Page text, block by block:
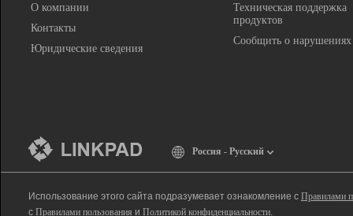
О компании
Контакты
Юридические сведения
Техническая поддержка
продуктов
Сообщить о нарушениях
Россия - Русский
Использование этого сайта подразумевает ознакомление с Правилами
с Правилами пользования и Политикой конфиденциальности.